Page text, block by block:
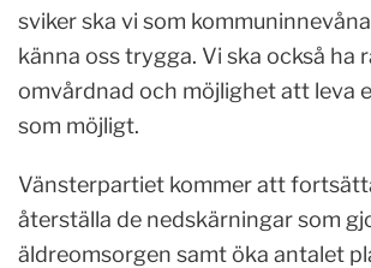
sviker ska vi som
känna oss trygga. Vi ska också ha
omvårdnad och möjlighet att leva
som möjligt.
Vänsterpartiet kommer att
återställa de nedskärningar som
äldreomsorgen samt öka antalet